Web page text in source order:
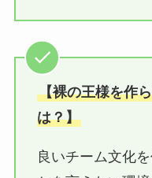
【裸の王様を作
は？】
良いチーム文化